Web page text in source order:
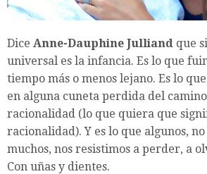
Dice Anne-Dauphine Julliand que
universal es la infancia. Es lo que
tiempo más o menos lejano. Es lo
en alguna cuneta perdida del
racionalidad (lo que quiera que
racionalidad). Y es lo que algunos, no
muchos, nos resistimos a perder, a
Con uñas y dientes.